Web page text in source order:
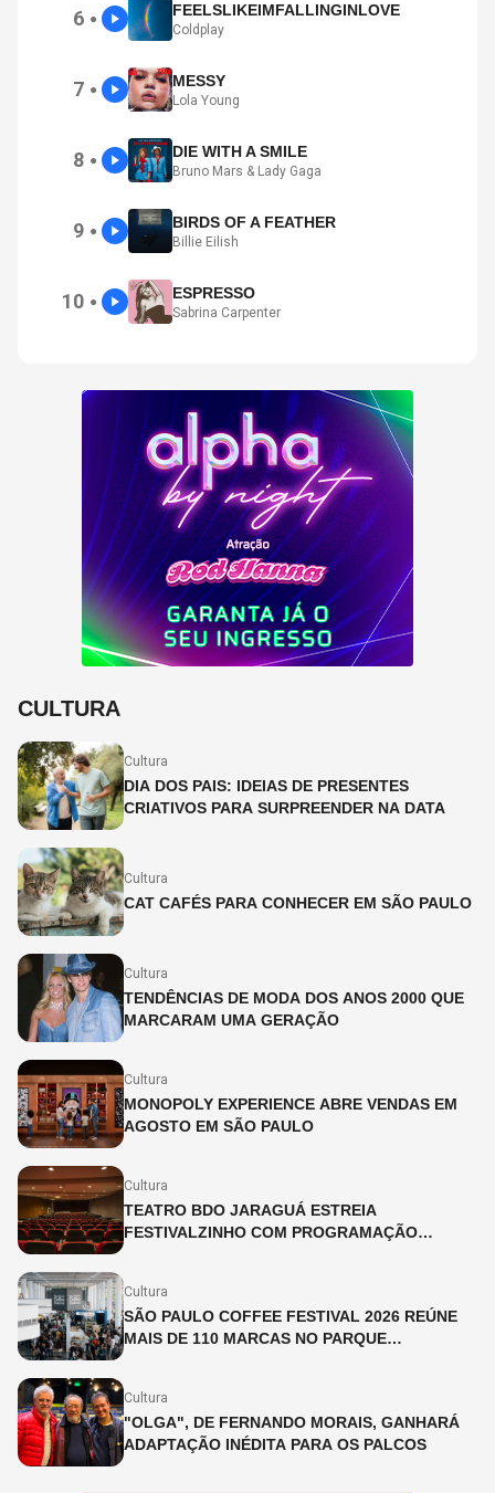
6 ● FEELSLIKEIMFALLINGINLOVE
Coldplay
7 ● MESSY
Lola Young
8 ● DIE WITH A SMILE
Bruno Mars & Lady Gaga
9 ● BIRDS OF A FEATHER
Billie Eilish
10 ● ESPRESSO
Sabrina Carpenter
CULTURA
Cultura
DIA DOS PAIS: IDEIAS DE PRESENTES
CRIATIVOS PARA SURPREENDER NA DATA
Cultura
CAT CAFÉS PARA CONHECER EM SÃO PAULO
Cultura
TENDÊNCIAS DE MODA DOS ANOS 2000 QUE
MARCARAM UMA GERAÇÃO
Cultura
MONOPOLY EXPERIENCE ABRE VENDAS EM
AGOSTO EM SÃO PAULO
Cultura
TEATRO BDO JARAGUÁ ESTREIA
FESTIVALZINHO COM PROGRAMAÇÃO
Cultura
SÃO PAULO COFFEE FESTIVAL 2026 REÚNE
MAIS DE 110 MARCAS NO PARQUE
Cultura
"OLGA", DE FERNANDO MORAIS, GANHARÁ
ADAPTAÇÃO INÉDITA PARA OS PALCOS